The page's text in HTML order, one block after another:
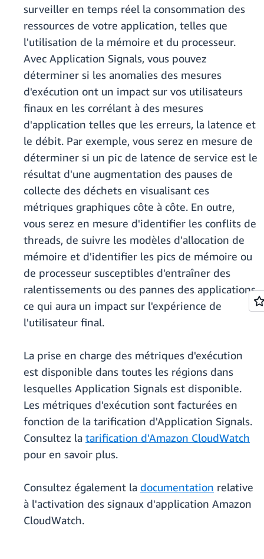
surveiller en temps réel la consommation des
ressources de votre application, telles que
l'utilisation de la mémoire et du processeur.
Avec Application Signals, vous pouvez
déterminer si les anomalies des mesures
d'exécution ont un impact sur vos utilisateurs
finaux en les corrélant à des mesures
d'application telles que les erreurs, la latence et
le débit. Par exemple, vous serez en mesure de
déterminer si un pic de latence de service est le
résultat d'une augmentation des pauses de
collecte des déchets en visualisant ces
métriques graphiques côte à côte. En outre,
vous serez en mesure d'identifier les conflits de
threads, de suivre les modèles d'allocation de
mémoire et d'identifier les pics de mémoire ou
de processeur susceptibles d'entraîner des
ralentissements ou des pannes des applications,
ce qui aura un impact sur l'expérience de
l'utilisateur final.
La prise en charge des métriques d'exécution
est disponible dans toutes les régions dans
lesquelles Application Signals est disponible.
Les métriques d'exécution sont facturées en
fonction de la tarification d'Application Signals.
Consultez la tarification d'Amazon CloudWatch
pour en savoir plus.
Consultez également la documentation relative
à l'activation des signaux d'application Amazon
CloudWatch.